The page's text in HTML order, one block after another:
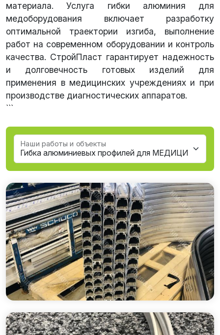
материала. Услуга гибки алюминия для
медоборудования включает разработку
оптимальной траектории изгиба, выполнение
работ на современном оборудовании и контроль
качества. СтройПласт гарантирует надежность
и долговечность готовых изделий для
применения в медицинских учреждениях и при
производстве диагностических аппаратов.
```
Наши работы и объекты